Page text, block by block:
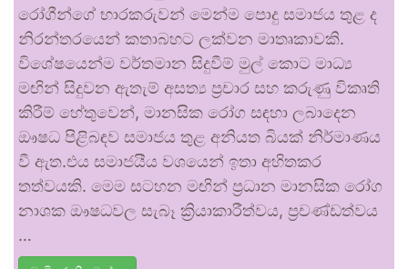
රෝගීන්ගේ භාරකරුවන් මෙන්ම පොදු සමාජය තුළ ද
නිරන්තරයෙන් කතාබහට ලක්වන මාතෘකාවකි.
විශේෂයෙන්ම වර්තමාන සිදුවීම් මුල් කොට මාධ්‍ය
මඟින් සිදුවන ඇතැම් අසත්‍ය ප්‍රචාර සහ කරුණු විකෘති
කිරීම් හේතුවෙන්, මානසික රෝග සඳහා ලබාදෙන
ඖෂධ පිළිබඳව සමාජය තුළ අනියත බියක් නිර්මාණය
වී ඇත.එය සමාජයීය වශයෙන් ඉතා අහිතකර
තත්වයකි. මෙම සටහන මඟින් ප්‍රධාන මානසික රෝග
නාශක ඖෂධවල සැබෑ ක්‍රියාකාරීත්වය, ප්‍රචණ්ඩත්වය
…